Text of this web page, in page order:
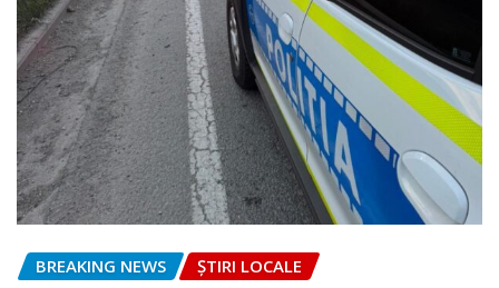
BREAKING NEWS ȘTIRI LOCALE